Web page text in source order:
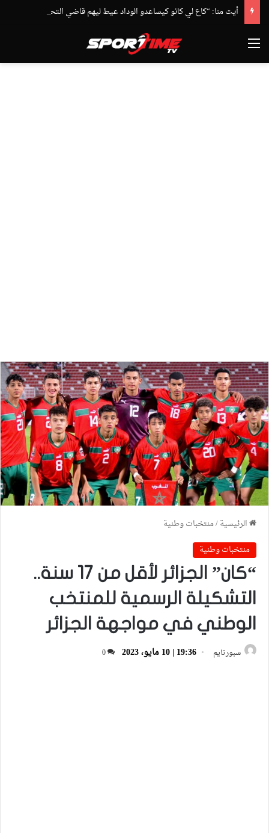
القائمة
الرئيسية/منتخبات وطنية
منتخبات وطنية
“كان” الجزائر لأقل من 17 سنة..
التشكيلة الرسمية للمنتخب
الوطني في مواجهة الجزائر
سبورتايم 19:36 | 10 مايو، 2023 0